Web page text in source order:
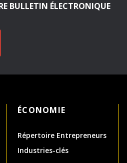
BULLETIN ÉLECTRONIQUE
ÉCONOMIE
Répertoire Entrepreneurs
Industries-clés